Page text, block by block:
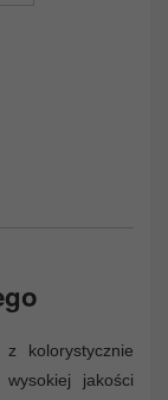
kolorystycznie
jakości